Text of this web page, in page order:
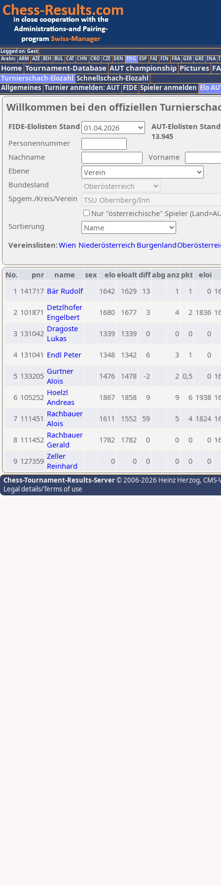
Logged on: Gast
Arabic ARM AZE BIH BUL CAT CHN CRO CZE DEN ENG ESP FAI FIN FRA GER GRE INA
Home Tournament-Database AUT championship Pictures
Turnierschach-Elozahl Schnellschach-Elozahl
Allgemeines Turnier anmelden: AUT FIDE Spieler anmelden Elo
Willkommen bei den offiziellen
Nachname
Vorname
Ebene
Sortierung
Personennummer
Bundesland
Spgem./Kreis/Verein
Nur "österreichische" Spieler
Vereinslisten:Wien Niederösterreich Burgenland
AUT-Elolisten
13.945
FIDE-Elolisten Stand
No. pnr name sex eloeloaltdiffabg anz pkt eloi
1 141717 Bär Rudolf 1642 1629 13 1 1 0
2 101871 Detzlhofer
Engelbert
1680 1677 3 4 2 1836
3 131042 Dragoste
Lukas
1339 1339 0 0 0 0
4 131041 Endl Peter 1348 1342 6 3 1 0
5 133205 Gurtner
Alois
1476 1478 -2 2 0,5 0
6 105252 Hoelzl
Andreas
1867 1858 9 9 6 1938
7 111451 Rachbauer
Alois
1611 1552 59 5 4 1824
8 111452 Rachbauer
Gerald
1782 1782 0 0 0 0
9 127359 Zeller
Reinhard
0 0 0 0 0 0
Chess-Tournament-Results-Server© 2006-2026 Heinz Herzog,
Legal details/Terms of use